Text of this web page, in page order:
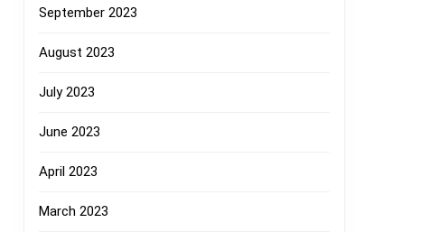
September 2023
August 2023
July 2023
June 2023
April 2023
March 2023